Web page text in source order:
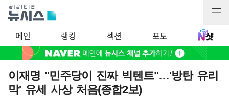
메인 랭킹 섹션 포토
이재명 "민주당이 진짜 빅텐트"…'방탄 유리
막' 유세 사상 처음(종합2보)